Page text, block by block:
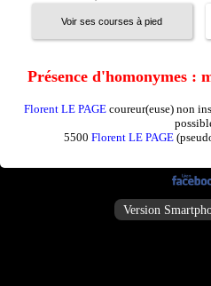
Présence d'homonymes :
Florent LE PAGEcoureur(euse) non
5500 Florent LE PAGE
Version